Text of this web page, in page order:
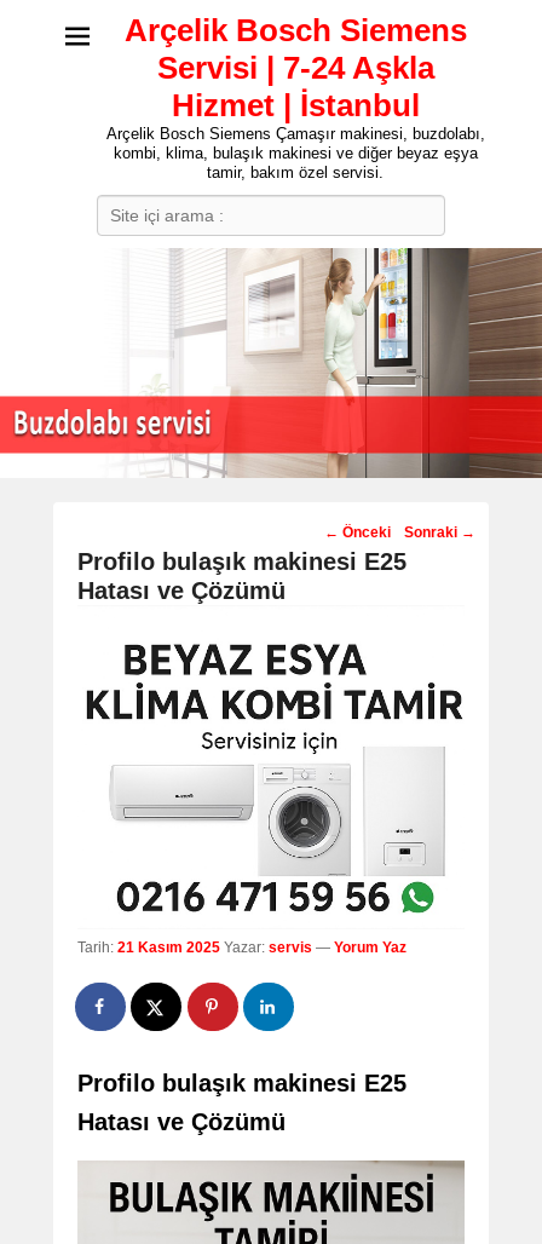
Arçelik Bosch Siemens
Servisi | 7-24 Aşkla
Hizmet | İstanbul
Arçelik Bosch Siemens Çamaşır makinesi, buzdolabı,
kombi, klima, bulaşık makinesi ve diğer beyaz eşya
tamir, bakım özel servisi.
Post
navigation
← Önceki Sonraki →
Profilo bulaşık makinesi E25
Hatası ve Çözümü
Tarih: 21 Kasım 2025 Yazar: servis — Yorum Yaz
Profilo bulaşık makinesi E25
Hatası ve Çözümü